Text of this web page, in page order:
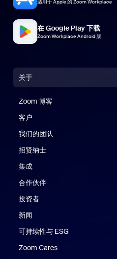
适用于 Apple 的 Zoom Workplace
在 Google Play 下载
Zoom Workplace Android 版
关于
Zoom 博客
客户
我们的团队
招贤纳士
集成
合作伙伴
投资者
新闻
可持续性与 ESG
Zoom Cares